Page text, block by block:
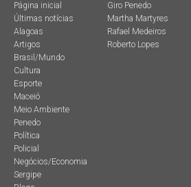
Página inicial
Últimas notícias
Alagoas
Artigos
Brasil/Mundo
Cultura
Esporte
Maceió
Meio Ambiente
Penedo
Política
Policial
Negócios/Economia
Sergipe
Giro Penedo
Martha Martyres
Rafael Medeiros
Roberto Lopes